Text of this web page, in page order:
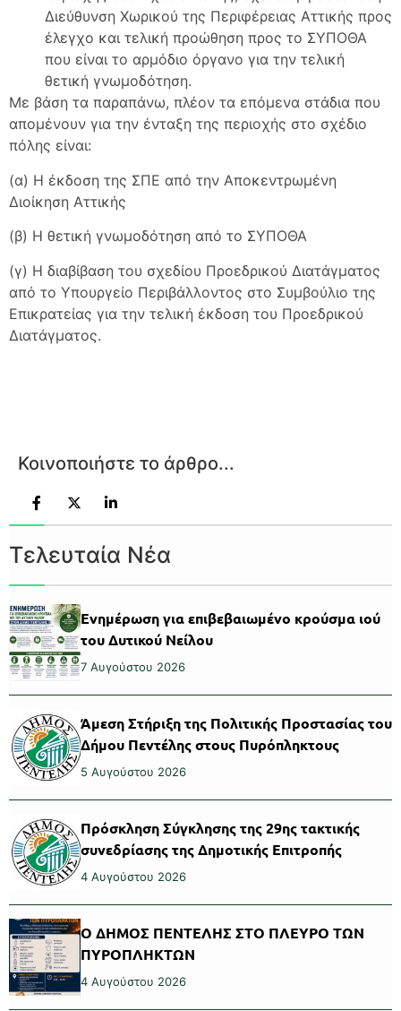
Διεύθυνση Χωρικού της Περιφέρειας Αττικής προς
έλεγχο και τελική προώθηση προς το ΣΥΠΟΘΑ
που είναι το αρμόδιο όργανο για την τελική
θετική γνωμοδότηση.
Με βάση τα παραπάνω, πλέον τα επόμενα στάδια που
απομένουν για την ένταξη της περιοχής στο σχέδιο
πόλης είναι:
(α) Η έκδοση της ΣΠΕ από την Αποκεντρωμένη
Διοίκηση Αττικής
(β) Η θετική γνωμοδότηση από το ΣΥΠΟΘΑ
(γ) Η διαβίβαση του σχεδίου Προεδρικού Διατάγματος
από το Υπουργείο Περιβάλλοντος στο Συμβούλιο της
Επικρατείας για την τελική έκδοση του Προεδρικού
Διατάγματος.
Κοινοποιήστε το άρθρο...
Τελευταία Νέα
Ενημέρωση για επιβεβαιωμένο κρούσμα ιού
του Δυτικού Νείλου
7 Αυγούστου 2026
Άμεση Στήριξη της Πολιτικής Προστασίας του
Δήμου Πεντέλης στους Πυρόπληκτους
5 Αυγούστου 2026
Πρόσκληση Σύγκλησης της 29ης τακτικής
συνεδρίασης της Δημοτικής Επιτροπής
4 Αυγούστου 2026
Ο ΔΗΜΟΣ ΠΕΝΤΕΛΗΣ ΣΤΟ ΠΛΕΥΡΟ ΤΩΝ
ΠΥΡΟΠΛΗΚΤΩΝ
4 Αυγούστου 2026